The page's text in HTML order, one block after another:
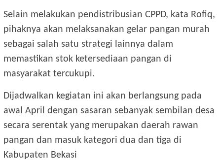
Selain melakukan pendistribusian CPPD, kata Rofiq,
pihaknya akan melaksanakan gelar pangan murah
sebagai salah satu strategi lainnya dalam
memastikan stok ketersediaan pangan di
masyarakat tercukupi.
Dijadwalkan kegiatan ini akan berlangsung pada
awal April dengan sasaran sebanyak sembilan desa
secara serentak yang merupakan daerah rawan
pangan dan masuk kategori dua dan tiga di
Kabupaten Bekasi